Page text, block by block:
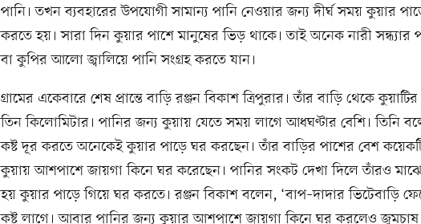
পানি। তখন ব্যবহারের উপযোগী সামান্য পানি নেওয়ার জন্য দীর্ঘ সময় কুয়ার
করতে হয়। সারা দিন কুয়ার পাশে মানুষের ভিড় থাকে। তাই অনেক নারী সন্ধ্যার
বা কুপির আলো জ্বালিয়ে পানি সংগ্রহ করতে যান।
গ্রামের একেবারে শেষ প্রান্তে বাড়ি রঞ্জন বিকাশ ত্রিপুরার। তাঁর বাড়ি থেকে কুয়াটির
তিন কিলোমিটার। পানির জন্য কুয়ায় যেতে সময় লাগে আধঘণ্টার বেশি। তিনি
কষ্ট দূর করতে অনেকেই কুয়ার পাড়ে ঘর করছেন। তাঁর বাড়ির পাশের বেশ
কুয়ায় আশপাশে জায়গা কিনে ঘর করেছেন। পানির সংকট দেখা দিলে তাঁরও
হয় কুয়ার পাড়ে গিয়ে ঘর করতে। রঞ্জন বিকাশ বলেন, ‘বাপ–দাদার ভিটেবাড়ি
কষ্ট লাগে। আবার পানির জন্য কুয়ার আশপাশে জায়গা কিনে ঘর করলেও